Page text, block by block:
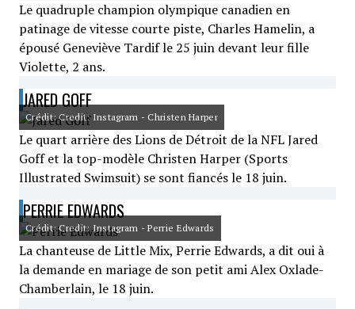
Le quadruple champion olympique canadien en
patinage de vitesse courte piste, Charles Hamelin, a
épousé Geneviève Tardif le 25 juin devant leur fille
Violette, 2 ans.
JARED GOFF
Crédit: Credit: Instagram - Christen Harper
Le quart arrière des Lions de Détroit de la NFL Jared
Goff et la top-modèle Christen Harper (Sports
Illustrated Swimsuit) se sont fiancés le 18 juin.
PERRIE EDWARDS
Crédit: Credit: Instagram - Perrie Edwards
La chanteuse de Little Mix, Perrie Edwards, a dit oui à
la demande en mariage de son petit ami Alex Oxlade-
Chamberlain, le 18 juin.